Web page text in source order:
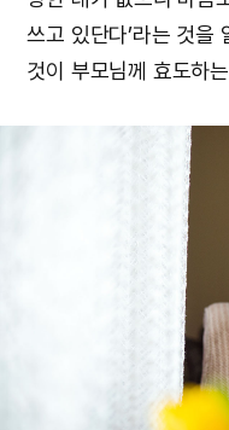
쓰고 있단다’라는 것을
것이 부모님께 효도하